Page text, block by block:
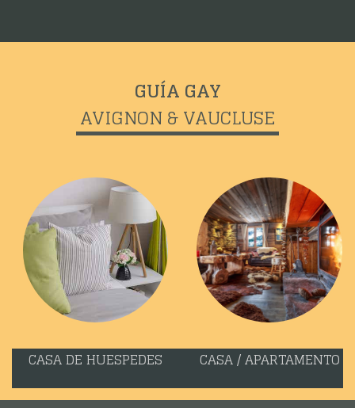
GUÍA GAY
AVIGNON & VAUCLUSE
CASA DE HUESPEDES CASA / APARTAMENTO